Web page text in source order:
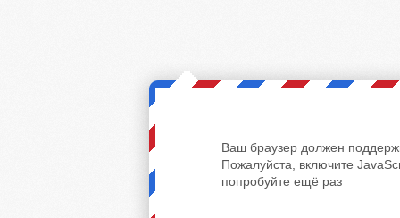
Ваш браузер должен
Пожалуйста, включите
попробуйте ещё раз